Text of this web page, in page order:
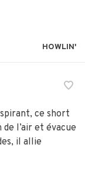
HOWLIN'
ce short
l’air et évacue
il allie